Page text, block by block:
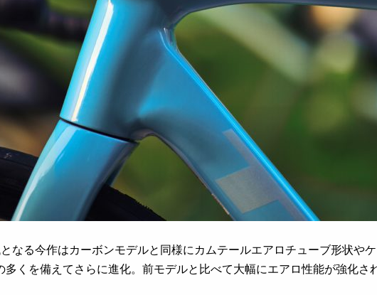
なる今作はカーボンモデルと同様にカムテールエアロチューブ形状や
多くを備えてさらに進化。前モデルと比べて大幅にエアロ性能が強化さ